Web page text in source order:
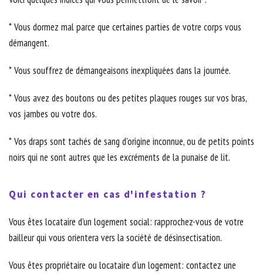
* Vous dormez mal parce que certaines parties de votre corps vous
démangent.
* Vous souffrez de démangeaisons inexpliquées dans la journée.
* Vous avez des boutons ou des petites plaques rouges sur vos bras,
vos jambes ou votre dos.
* Vos draps sont tachés de sang d’origine inconnue, ou de petits points
noirs qui ne sont autres que les excréments de la punaise de lit.
Qui contacter en cas d'infestation ?
Vous êtes locataire d’un logement social: rapprochez-vous de votre
bailleur qui vous orientera vers la société de désinsectisation.
Vous êtes propriétaire ou locataire d’un logement: contactez une